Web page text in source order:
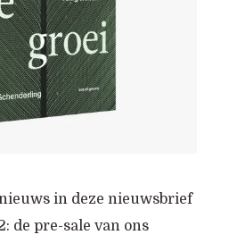
in deze nieuwsbrief
de pre-sale van ons